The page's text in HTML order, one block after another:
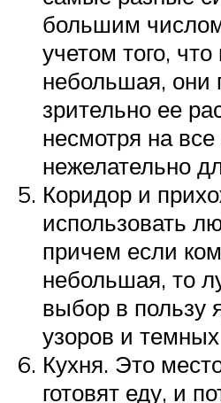
большим
учетом того,
небольшая, они
зрительно ее
несмотря на
нежелательно
Коридор и
использовать
причем если
небольшая, то
выбор в пользу
узоров и
Кухня. Это
готовят еду, и